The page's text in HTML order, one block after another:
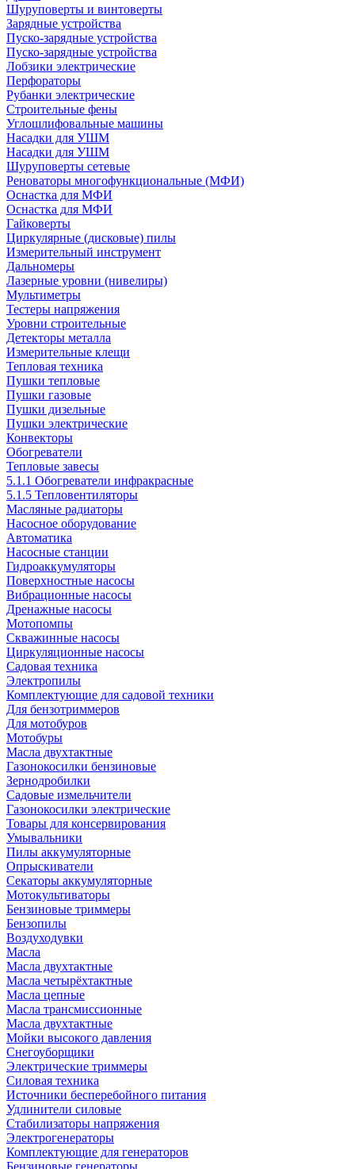
Шуруповерты и винтоверты
Зарядные устройства
Пуско-зарядные устройства
Пуско-зарядные устройства
Лобзики электрические
Перфораторы
Рубанки электрические
Строительные фены
Углошлифовальные машины
Насадки для УШМ
Насадки для УШМ
Шуруповерты сетевые
Реноваторы многофункциональные (МФИ)
Оснастка для МФИ
Оснастка для МФИ
Гайковерты
Циркулярные (дисковые) пилы
Измерительный инструмент
Дальномеры
Лазерные уровни (нивелиры)
Мультиметры
Тестеры напряжения
Уровни строительные
Детекторы металла
Измерительные клещи
Тепловая техника
Пушки тепловые
Пушки газовые
Пушки дизельные
Пушки электрические
Конвекторы
Обогреватели
Тепловые завесы
5.1.1 Обогреватели инфракрасные
5.1.5 Тепловентиляторы
Масляные радиаторы
Насосное оборудование
Автоматика
Насосные станции
Гидроаккумуляторы
Поверхностные насосы
Вибрационные насосы
Дренажные насосы
Мотопомпы
Скважинные насосы
Циркуляционные насосы
Садовая техника
Электропилы
Комплектующие для садовой техники
Для бензотриммеров
Для мотобуров
Мотобуры
Масла двухтактные
Газонокосилки бензиновые
Зернодробилки
Садовые измельчители
Газонокосилки электрические
Товары для консервирования
Умывальники
Пилы аккумуляторные
Опрыскиватели
Секаторы аккумуляторные
Мотокультиваторы
Бензиновые триммеры
Бензопилы
Воздуходувки
Масла
Масла двухтактные
Масла четырёхтактные
Масла цепные
Масла трансмиссионные
Масла двухтактные
Мойки высокого давления
Снегоуборщики
Электрические триммеры
Силовая техника
Источники бесперебойного питания
Удлинители силовые
Стабилизаторы напряжения
Электрогенераторы
Комплектующие для генераторов
Бензиновые генераторы